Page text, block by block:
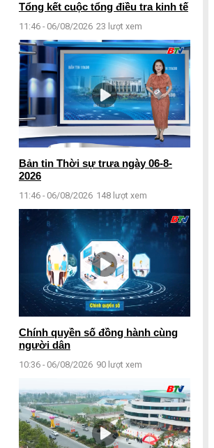
Tổng kết cuộc tổng điều tra kinh tế
11:46 - 06/08/2026 23 lượt xem
Bản tin Thời sự trưa ngày 06-8-
2026
11:46 - 06/08/2026 148 lượt xem
Chính quyền số đồng hành cùng
người dân
10:36 - 06/08/2026 90 lượt xem